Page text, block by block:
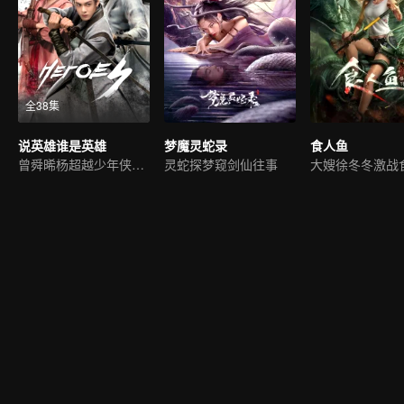
全38集
说英雄谁是英雄
曾舜晞杨超越少年侠士情
梦魔灵蛇录
灵蛇探梦窥剑仙往事
食人鱼
大嫂徐冬冬激战